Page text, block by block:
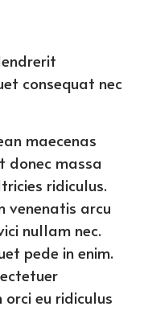
consequat nec
maecenas
donec massa
ridiculus.
venenatis arcu
nullam nec.
pede in enim.
eu ridiculus